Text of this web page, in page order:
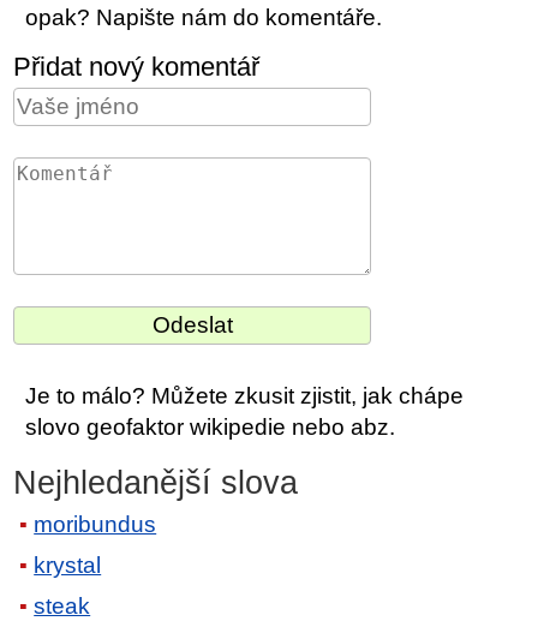
opak? Napište nám do komentáře.
Přidat nový komentář
Je to málo? Můžete zkusit zjistit, jak chápe
slovo geofaktor wikipedie nebo abz.
Nejhledanější slova
moribundus
krystal
steak